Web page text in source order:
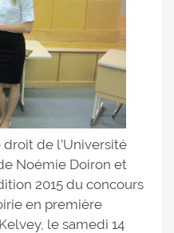
droit de l’Université
Noémie Doiron et
2015 du concours
en première
le samedi 14